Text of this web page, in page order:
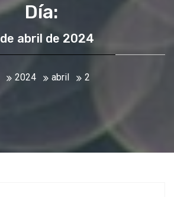
Día:
abril de 2024
2024 abril 2